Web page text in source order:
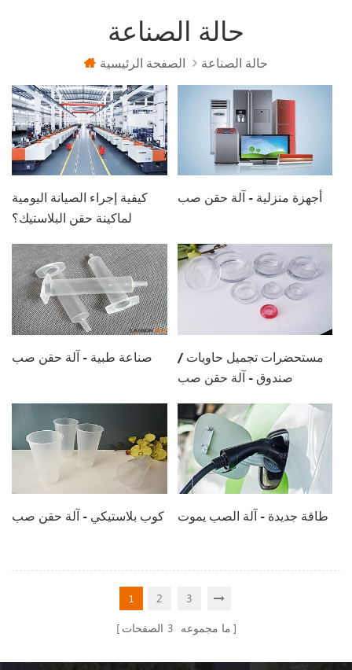
حالة الصناعة
الصفحة الرئيسية حالة الصناعة
كيفية إجراء الصيانة اليومية
لماكينة حقن البلاستيك؟
أجهزة منزلية - آلة حقن صب
صناعة طبية - آلة حقن صب
مستحضرات تجميل حاويات /
صندوق - آلة حقن صب
كوب بلاستيكي - آلة حقن صب طاقة جديدة - آلة الصب يموت
1 2
3
ما مجموعه 3 الصفحات